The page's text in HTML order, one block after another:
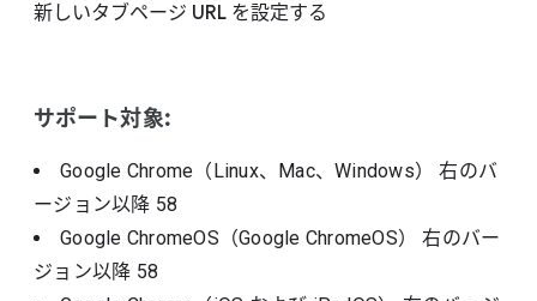
非推奨ポリシーを含める
新しいタブページ URL を設定する
サポート対象:
Google Chrome（Linux、Mac、Windows）右のバ
ージョン以降 58
Google ChromeOS（Google ChromeOS）右のバー
ジョン以降 58